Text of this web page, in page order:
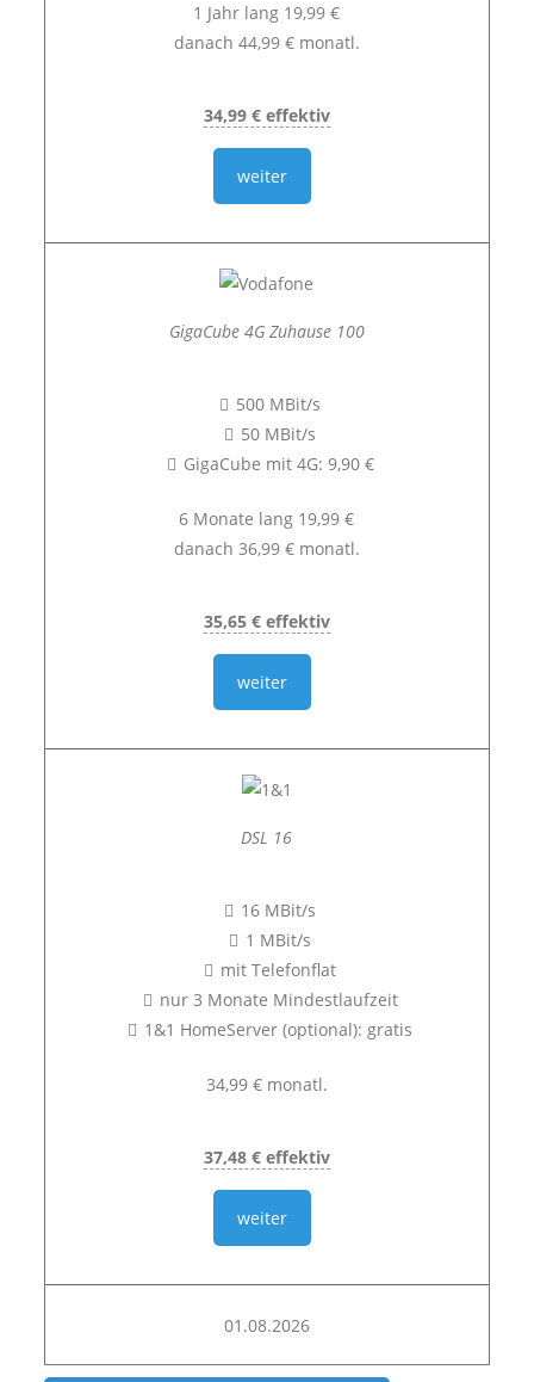
1 Jahr lang 19,99 €
danach 44,99 € monatl.
34,99 € effektiv
weiter
GigaCube 4G Zuhause 100
500 MBit/s
50 MBit/s
GigaCube mit 4G: 9,90 €
6 Monate lang 19,99 €
danach 36,99 € monatl.
35,65 € effektiv
weiter
DSL 16
16 MBit/s
1 MBit/s
mit Telefonflat
nur 3 Monate Mindestlaufzeit
1&1 HomeServer (optional): gratis
34,99 € monatl.
37,48 € effektiv
weiter
01.08.2026